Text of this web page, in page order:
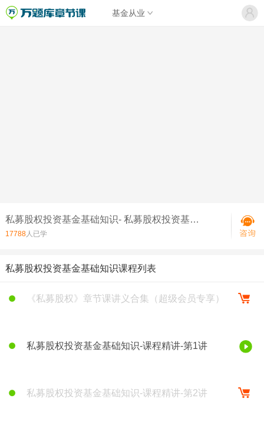
基金从业
私募股权投资基金基础知识- 私募股权投资基金基础知识-课程精讲-第1讲
17788人已学
私募股权投资基金基础知识课程列表
《私募股权》章节课讲义合集（超级会员专享）
私募股权投资基金基础知识-课程精讲-第1讲
私募股权投资基金基础知识-课程精讲-第2讲